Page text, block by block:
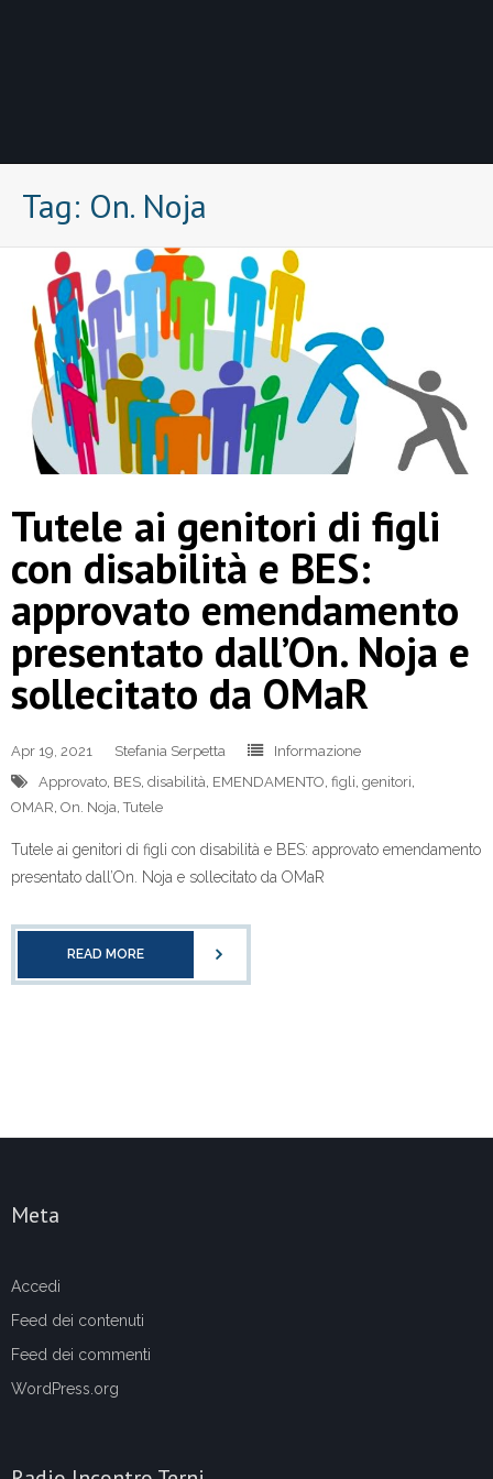
Tag: On. Noja
Tutele ai genitori di figli
con disabilità e BES:
approvato emendamento
presentato dall’On. Noja e
sollecitato da OMaR
Apr 19, 2021 Stefania Serpetta
Informazione
Approvato BES disabilità EMENDAMENTO figli genitori
OMAR On. Noja ,Tutele
Tutele ai genitori di figli con disabilità e BES: approvato emendamento
presentato dall’On. Noja e sollecitato da OMaR
READ MORE
Meta
Accedi
Feed dei contenuti
Feed dei commenti
WordPress.org